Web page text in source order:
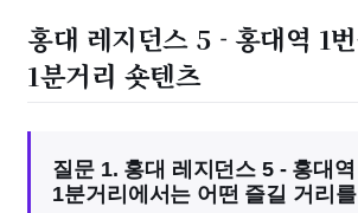
홍대 레지던스 5 - 홍대역 1
1분거리 숏텐츠
질문 1. 홍대 레지던스 5 - 홍대
1분거리에서는 어떤 즐길 거리